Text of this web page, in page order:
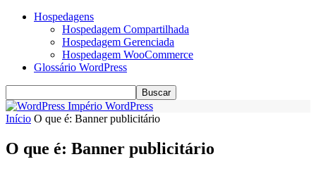
Hospedagens
Hospedagem Compartilhada
Hospedagem Gerenciada
Hospedagem WooCommerce
Glossário WordPress
Império WordPress
Início O que é: Banner publicitário
O que é: Banner publicitário